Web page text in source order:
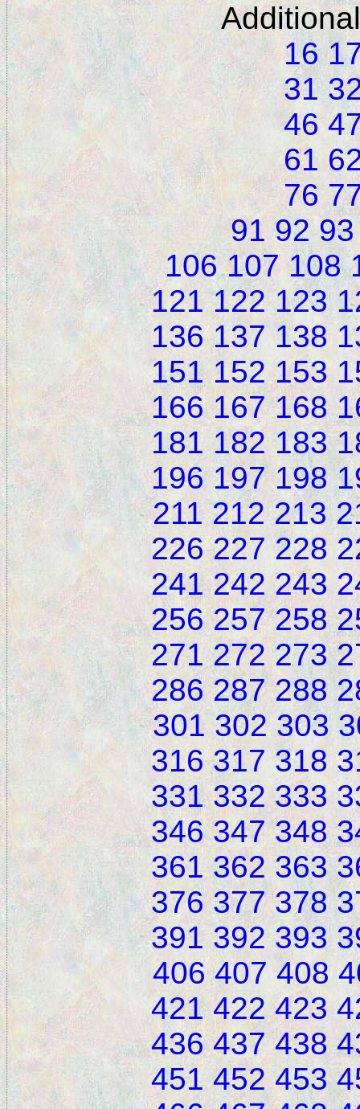
16
31
46
61
76
91 92 93
106 107 108
121 122 123
136 137 138
151 152 153
166 167 168
181 182 183
196 197 198
211 212 213
226 227 228
241 242 243
256 257 258
271 272 273
286 287 288
301 302 303
316 317 318
331 332 333
346 347 348
361 362 363
376 377 378
391 392 393
406 407 408
421 422 423
436 437 438
451 452 453